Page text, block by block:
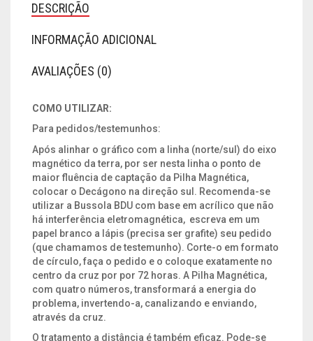
DESCRIÇÃO
INFORMAÇÃO ADICIONAL
AVALIAÇÕES (0)
COMO UTILIZAR:
Para pedidos/testemunhos:
Após alinhar o gráfico com a linha (norte/sul) do eixo
magnético da terra, por ser nesta linha o ponto de
maior fluência de captação da Pilha Magnética,
colocar o Decágono na direção sul. Recomenda-se
utilizar a Bussola BDU com base em acrílico que não
há interferência eletromagnética, escreva em um
papel branco a lápis (precisa ser grafite) seu pedido
(que chamamos de testemunho). Corte-o em formato
de círculo, faça o pedido e o coloque exatamente no
centro da cruz por por 72 horas. A Pilha Magnética,
com quatro números, transformará a energia do
problema, invertendo-a, canalizando e enviando,
através da cruz.
O tratamento a distância é também eficaz. Pode-se